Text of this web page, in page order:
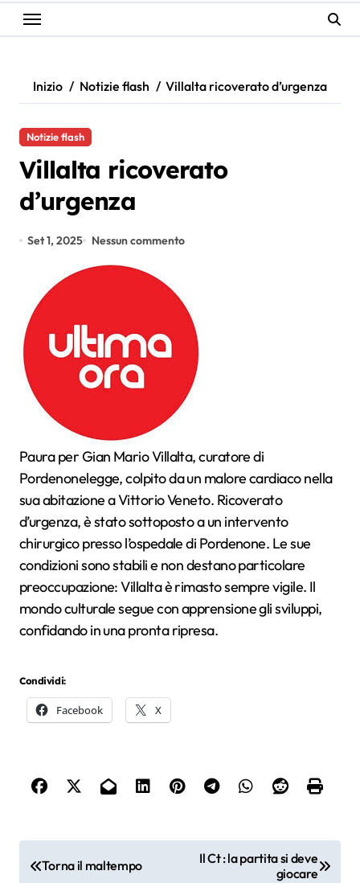
Inizio Notizie flash Villalta ricoverato d’urgenza
Notizie flash
Villalta ricoverato
d’urgenza
Set 1, 2025 Nessun commento
Paura per Gian Mario Villalta, curatore di
Pordenonelegge, colpito da un malore cardiaco nella
sua abitazione a Vittorio Veneto. Ricoverato
d’urgenza, è stato sottoposto a un intervento
chirurgico presso l’ospedale di Pordenone. Le sue
condizioni sono stabili e non destano particolare
preoccupazione: Villalta è rimasto sempre vigile. Il
mondo culturale segue con apprensione gli sviluppi,
confidando in una pronta ripresa.
Condividi:
Facebook X
Torna il maltempo
Il Ct : la partita si deve
giocare